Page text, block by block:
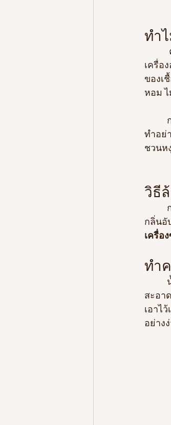
ทำ
เครื่อ
ของเ
หอม
ทำอย่
ชวนห
วิธี
กลิ่นอั
เครื่อ
ทำ
สะอาด
เอาไ
อย่าง